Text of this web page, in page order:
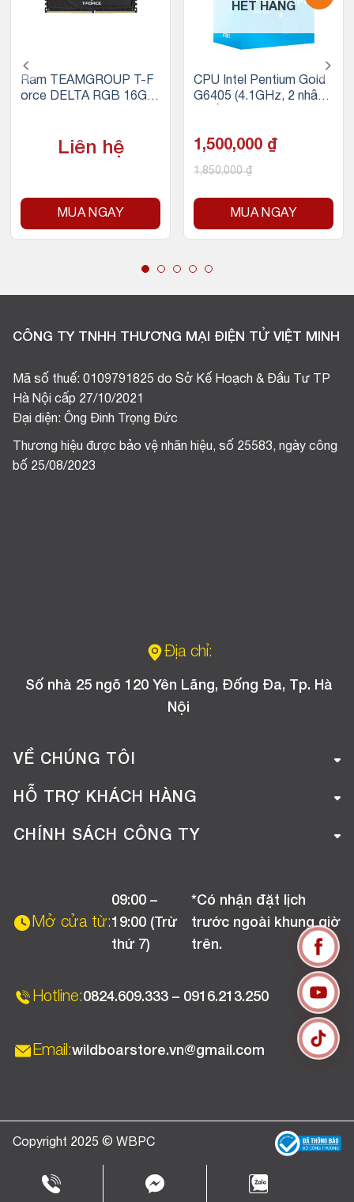
Ram TEAMGROUP T-F
orce DELTA RGB 16GB
Liên hệ
MUA NGAY
HẾT HÀNG
CPU Intel Pentium Gold
G6405 (4.1GHz, 2 nhân
200
1,500,000 ₫
1,850,000₫
MUA NGAY
CÔNG TY TNHH THƯƠNG MẠI ĐIỆN TỬ VIỆT MINH
Mã số thuế: 0109791825 do Sở Kế Hoạch & Đầu Tư TP
Hà Nội cấp 27/10/2021
Đại diện: Ông Đinh Trọng Đức
Thương hiệu được bảo vệ nhãn hiệu, số 25583, ngày công
bố 25/08/2023
Địa chỉ:
Số nhà 25 ngõ 120 Yên Lãng, Đống Đa, Tp. Hà
Nội
VỀ CHÚNG TÔI
Giới thiệu công ty
Tuyển dụng
HỖ TRỢ KHÁCH HÀNG
Hướng dẫn mua hàng online
Chương trình khuyến mãi
CHÍNH SÁCH CÔNG TY
Chính sách bảo hành
Mở cửa từ:
09:00 –
19:00 (Trừ
thứ 7)
*Có nhận đặt lịch
trước ngoài khung giờ
trên.
Hotline:0824.609.333 – 0916.213.250
Email:wildboarstore.vn@gmail.com
Copyright 2025 © WBPC